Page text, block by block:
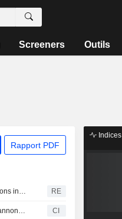
Screeners Outils
Rapport PDF
OBLIGATIONS INDE-Les obligations indiennes reculent après le statu quo de la Fed ; l'attention se porte sur les indicateurs nationaux RE
AU Small Finance Bank Limited annonce le versement d'un dividende annuel le 5 octobre 2026 CI
Indices